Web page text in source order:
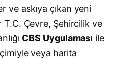
ve askıya çıkan yeni
T.C. Çevre, Şehircilik ve
CBS Uygulaması ile
veya harita